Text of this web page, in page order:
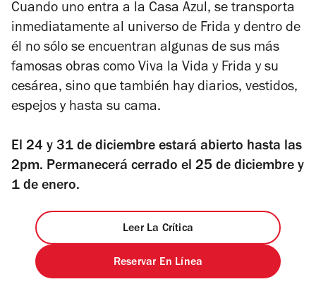
Cuando uno entra a la Casa Azul, se transporta
inmediatamente al universo de Frida y dentro de
él no sólo se encuentran algunas de sus más
famosas obras como Viva la Vida y Frida y su
cesárea, sino que también hay diarios, vestidos,
espejos y hasta su cama.
El 24 y 31 de diciembre estará abierto hasta las
2pm. Permanecerá cerrado el 25 de diciembre y
1 de enero.
Leer La Crítica
Reservar En Línea